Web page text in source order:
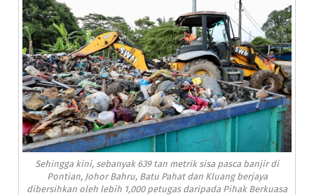
Sehingga kini, sebanyak 639 tan metrik sisa pasca banjir di
Pontian, Johor Bahru, Batu Pahat dan Kluang berjaya
dibersihkan oleh lebih 1,000 petugas daripada Pihak Berkuasa